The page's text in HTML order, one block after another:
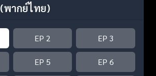
(พากย์ไทย)
EP 2 EP 3
EP 5 EP 6